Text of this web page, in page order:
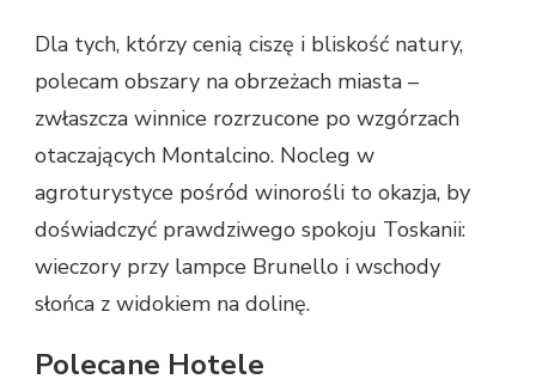
Dla tych, którzy cenią ciszę i bliskość natury,
polecam obszary na obrzeżach miasta –
zwłaszcza winnice rozrzucone po wzgórzach
otaczających Montalcino. Nocleg w
agroturystyce pośród winorośli to okazja, by
doświadczyć prawdziwego spokoju Toskanii:
wieczory przy lampce Brunello i wschody
słońca z widokiem na dolinę.
Polecane Hotele